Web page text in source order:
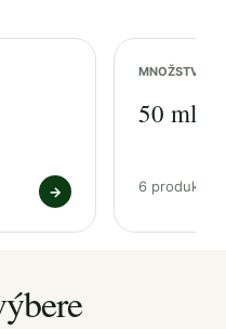
→
MNOŽSTVO
50 ml
6 produktov